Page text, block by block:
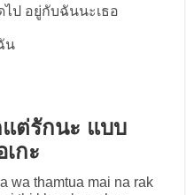
ป อยู่กับฉันนะเธอ
น
แต่รักนะ แบบ
เกะ
wa thamtua mai na rak